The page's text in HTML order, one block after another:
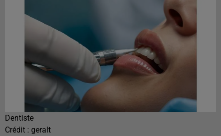
Dentiste
Crédit : geralt